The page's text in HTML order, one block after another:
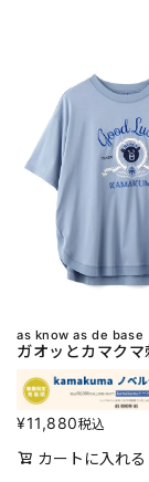
as know as de base
ガオッとカマクマ
¥11,880税込
カートに入れる